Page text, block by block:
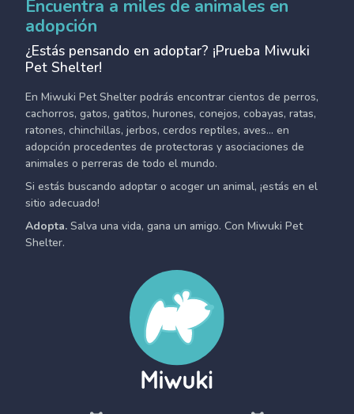
Encuentra a miles de animales en
adopción
¿Estás pensando en adoptar? ¡Prueba Miwuki
Pet Shelter!
En Miwuki Pet Shelter podrás encontrar cientos de perros,
cachorros, gatos, gatitos, hurones, conejos, cobayas, ratas,
ratones, chinchillas, jerbos, cerdos reptiles, aves... en
adopción procedentes de protectoras y asociaciones de
animales o perreras de todo el mundo.
Si estás buscando adoptar o acoger un animal, ¡estás en el
sitio adecuado!
Adopta. Salva una vida, gana un amigo. Con Miwuki Pet
Shelter.